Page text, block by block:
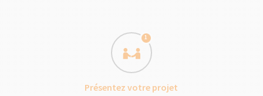
1
Présentez votre projet